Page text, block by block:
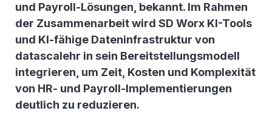
und Payroll-Lösungen, bekannt. Im Rahmen
der Zusammenarbeit wird SD Worx KI-Tools
und KI-fähige Dateninfrastruktur von
datascalehr in sein Bereitstellungsmodell
integrieren, um Zeit, Kosten und Komplexität
von HR- und Payroll-Implementierungen
deutlich zu reduzieren.